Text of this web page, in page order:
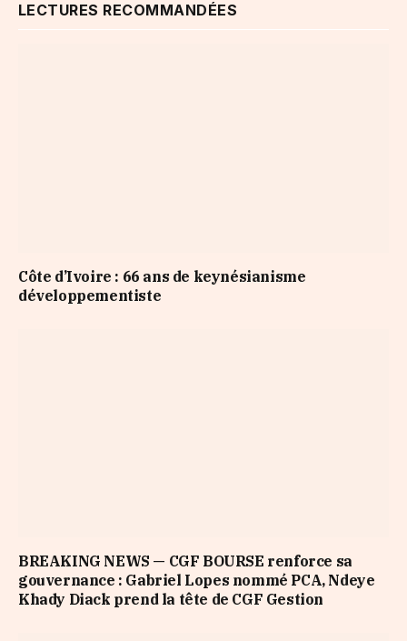
LECTURES RECOMMANDÉES
Côte d’Ivoire : 66 ans de keynésianisme
développementiste
BREAKING NEWS — CGF BOURSE renforce sa
gouvernance : Gabriel Lopes nommé PCA, Ndeye
Khady Diack prend la tête de CGF Gestion